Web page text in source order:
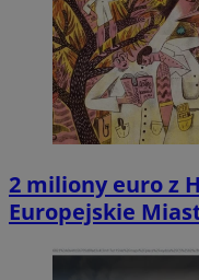
2 miliony euro z
Europejskie